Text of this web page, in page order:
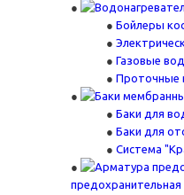
Бойлеры
Газовые
Проточные
Баки для
Баки для
Система
предохранительная